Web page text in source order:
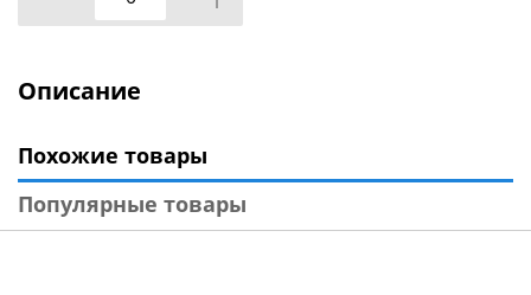
Описание
Похожие товары
Популярные товары